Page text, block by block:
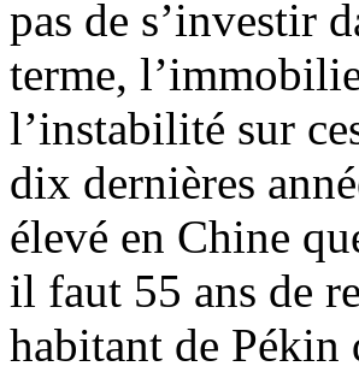
pas de s’investir
terme,
l’instabilité sur
dix dernières
élevé en Chine
il faut 55 ans de
habitant de Pékin